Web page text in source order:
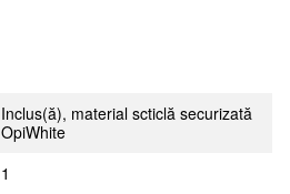
Inclus(ă), material scticlă securizată
OpiWhite
1